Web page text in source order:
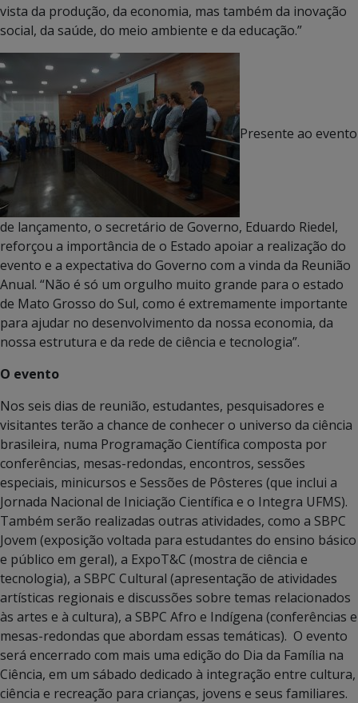
vista da produção, da economia, mas também da inovação
social, da saúde, do meio ambiente e da educação.”
Presente ao evento
de lançamento, o secretário de Governo, Eduardo Riedel,
reforçou a importância de o Estado apoiar a realização do
evento e a expectativa do Governo com a vinda da Reunião
Anual. “Não é só um orgulho muito grande para o estado
de Mato Grosso do Sul, como é extremamente importante
para ajudar no desenvolvimento da nossa economia, da
nossa estrutura e da rede de ciência e tecnologia”.
O evento
Nos seis dias de reunião, estudantes, pesquisadores e
visitantes terão a chance de conhecer o universo da ciência
brasileira, numa Programação Científica composta por
conferências, mesas-redondas, encontros, sessões
especiais, minicursos e Sessões de Pôsteres (que inclui a
Jornada Nacional de Iniciação Científica e o Integra UFMS).
Também serão realizadas outras atividades, como a SBPC
Jovem (exposição voltada para estudantes do ensino básico
e público em geral), a ExpoT&C (mostra de ciência e
tecnologia), a SBPC Cultural (apresentação de atividades
artísticas regionais e discussões sobre temas relacionados
às artes e à cultura), a SBPC Afro e Indígena (conferências e
mesas-redondas que abordam essas temáticas). O evento
será encerrado com mais uma edição do Dia da Família na
Ciência, em um sábado dedicado à integração entre cultura,
ciência e recreação para crianças, jovens e seus familiares.